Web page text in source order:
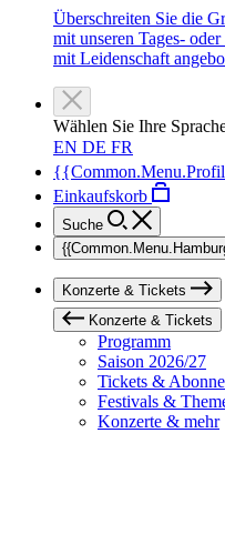
Überschreiten Sie die
mit unseren Tages-
mit Leidenschaft
Wählen Sie Ihre
EN DE FR
Einkaufskorb
Suche
Konzerte & Tickets
Konzerte & Tickets
Programm
Saison 2026/27
Tickets &
Festivals &
Konzerte & mehr